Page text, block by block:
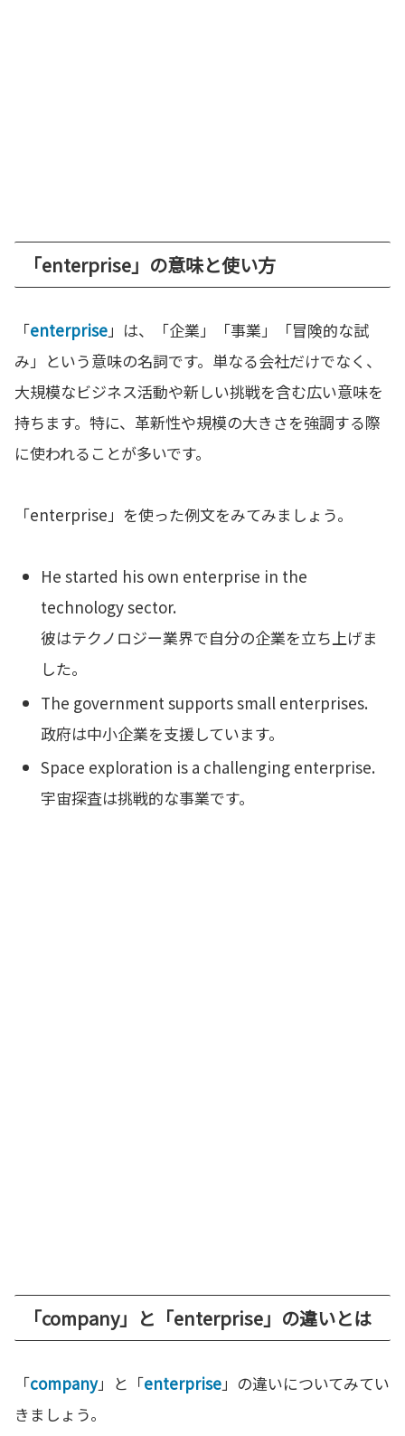
「enterprise」の意味と使い方
「enterprise」は、「企業」「事業」「冒険的な試
み」という意味の名詞です。単なる会社だけでなく、
大規模なビジネス活動や新しい挑戦を含む広い意味を
持ちます。特に、革新性や規模の大きさを強調する際
に使われることが多いです。
「enterprise」を使った例文をみてみましょう。
He started his own enterprise in the
technology sector.
彼はテクノロジー業界で自分の企業を立ち上げま
した。
The government supports small enterprises.
政府は中小企業を支援しています。
Space exploration is a challenging enterprise.
宇宙探査は挑戦的な事業です。
「company」と「enterprise」の違いとは
「company」と「enterprise」の違いについてみてい
きましょう。